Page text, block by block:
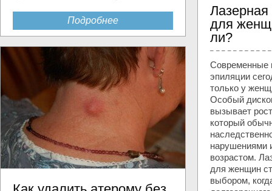
Подробнее
для
ли?
Современные
эпиляции
только у
Особый
вызывает
который
нарушениями
возрастом.
для женщин
выбором,